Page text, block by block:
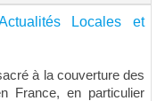
Locales et
à la couverture des
France, en particulier